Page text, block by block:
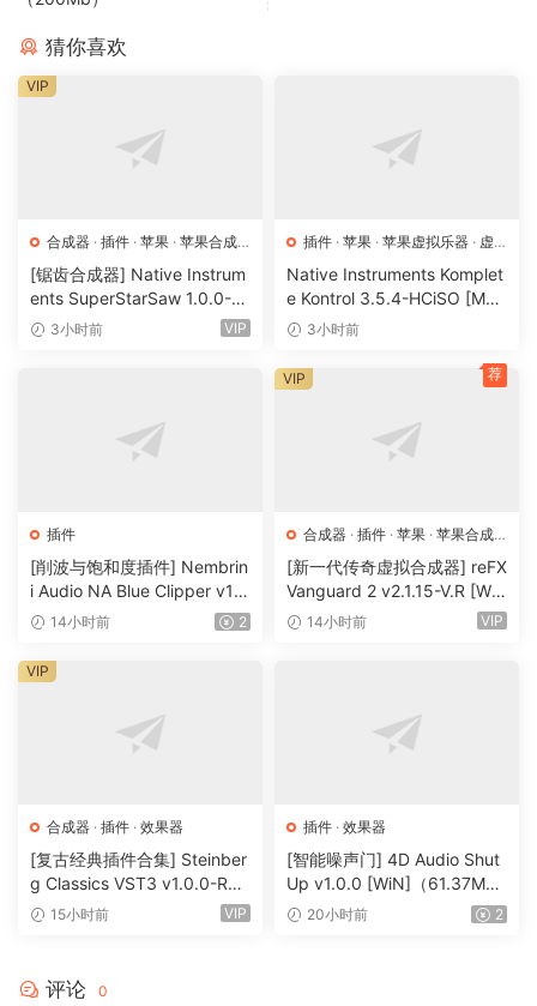
猜你喜欢
合成器 · 插件 · 苹果 · 苹果合成
器
[锯齿合成器] Native Instrum
ents SuperStarSaw 1.0.0-H
CiSO [MacOSX]（182.43M
3小时前 VIP
VIP
插件 · 苹果 · 苹果虚拟乐器 · 虚
拟乐器
Native Instruments Komplet
e Kontrol 3.5.4-HCiSO [Mac
OSX]（ 823.17MB）
3小时前
插件
[削波与饱和度插件] Nembrin
i Audio NA Blue Clipper v1.
0.1 Incl Keygen-R2R [WiN]
14小时前 2
合成器 · 插件 · 苹果 · 苹果合成
器
[新一代传奇虚拟合成器] reFX
Vanguard 2 v2.1.15-V.R [Wi
N, MacOSX]（184MB+240
14小时前 VIP
VIP 荐
合成器 · 插件 · 效果器
[复古经典插件合集] Steinber
g Classics VST3 v1.0.0-R2R
[WiN]（27.9MB）
15小时前 VIP
VIP
插件 · 效果器
[智能噪声门] 4D Audio Shut
Up v1.0.0 [WiN]（61.37M
B）20小时前 2
评论 0